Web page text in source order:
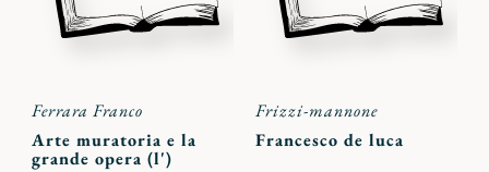
Ferrara Franco
Arte muratoria e la
grande opera (l')
Frizzi-mannone
Francesco de luca